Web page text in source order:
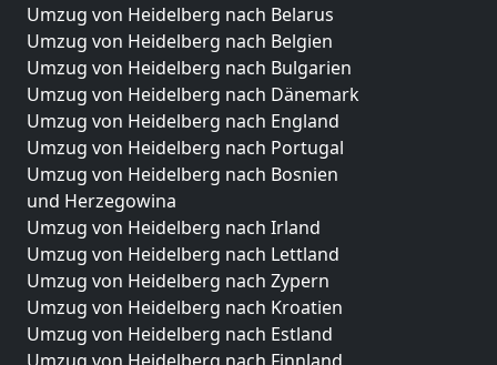
Umzug von Heidelberg nach Belarus
Umzug von Heidelberg nach Belgien
Umzug von Heidelberg nach Bulgarien
Umzug von Heidelberg nach Dänemark
Umzug von Heidelberg nach England
Umzug von Heidelberg nach Portugal
Umzug von Heidelberg nach Bosnien
und Herzegowina
Umzug von Heidelberg nach Irland
Umzug von Heidelberg nach Lettland
Umzug von Heidelberg nach Zypern
Umzug von Heidelberg nach Kroatien
Umzug von Heidelberg nach Estland
Umzug von Heidelberg nach Finnland